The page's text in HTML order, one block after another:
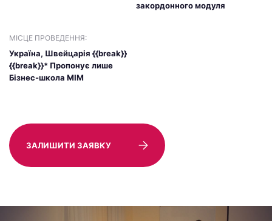
закордонного модуля
МІСЦЕ ПРОВЕДЕННЯ:
Україна, Швейцарія {{break}}
{{break}}* Пропонує лише
Бізнес-школа МІМ
ЗАЛИШИТИ ЗАЯВКУ